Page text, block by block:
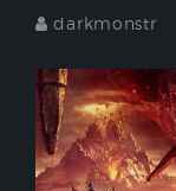
darkmonstr